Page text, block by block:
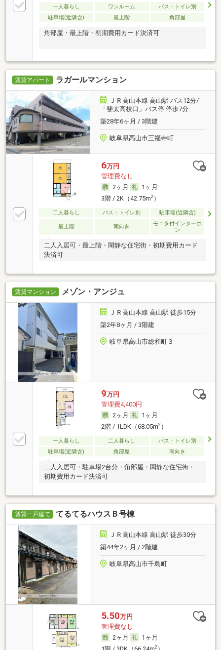
一人暮らし ワンルーム
バス・トイレ別
駐車場(近隣含)
最上階 角部屋
角部屋・最上階・初期費用カード決済可
賃貸アパート ラガールマンション
ＪＲ高山本線 高山駅 バス12分/
「斐太高校口」バス停 停歩7分
築28年6ヶ月 / 3階建
岐阜県高山市三福寺町
6万円
管理費なし
2ヶ月
1ヶ月
3階 / 2K（42.75m2）
二人暮らし バス・トイレ別 駐車場(近隣含)
最上階 南向き
モニタ付インターホ
ン
二人入居可・最上階・閑静な住宅街・初期費用カード
決済可
賃貸マンション メゾン・アンジュ
ＪＲ高山本線 高山駅 徒歩15分
築2年8ヶ月 / 3階建
岐阜県高山市総和町３
9万円
管理費4,400円
2ヶ月
1ヶ月
2階 / 1LDK（68.05m2）
一人暮らし 二人暮らし
バス・トイレ別
駐車場(近隣含)
角部屋 南向き
二人入居可・駐車場2台分・角部屋・閑静な住宅街・
初期費用カード決済可
賃貸一戸建て てるてるハウスＢ号棟
ＪＲ高山本線 高山駅 徒歩30分
築44年2ヶ月 / 2階建
岐阜県高山市千島町
5.50万円
管理費なし
2ヶ月
1ヶ月
2